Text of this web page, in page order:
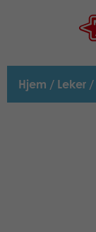
Hjem / Leker /